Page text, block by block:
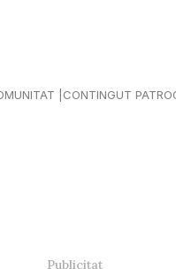
CONTINGUT